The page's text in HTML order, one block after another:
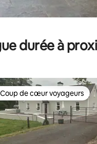
durée à
de cœur voyageurs les
Coup de cœur voyageurs